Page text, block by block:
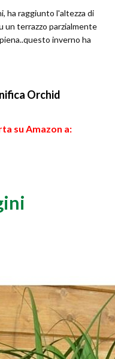
ha raggiunto l'altezza di
un terrazzo parzialmente
inverno ha
Orchid
su Amazon a: